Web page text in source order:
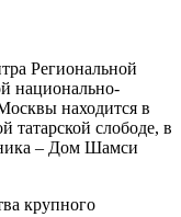
Региональной
национально-
находится в
татарской слободе, в
– Дом Шамси
крупного